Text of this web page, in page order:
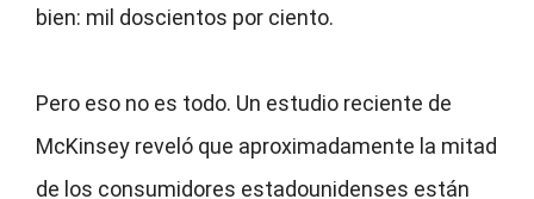
bien: mil doscientos por ciento.
Pero eso no es todo. Un estudio reciente de
McKinsey reveló que aproximadamente la mitad
de los consumidores estadounidenses están